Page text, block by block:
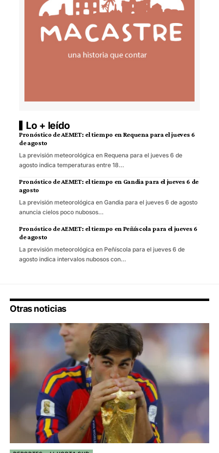
Lo + leído
Pronóstico de AEMET: el tiempo en Requena para el jueves 6
de agosto
La previsión meteorológica en Requena para el jueves 6 de
agosto indica temperaturas entre 18…
Pronóstico de AEMET: el tiempo en Gandia para el jueves 6 de
agosto
La previsión meteorológica en Gandia para el jueves 6 de agosto
anuncia cielos poco nubosos…
Pronóstico de AEMET: el tiempo en Peñíscola para el jueves 6
de agosto
La previsión meteorológica en Peñíscola para el jueves 6 de
agosto indica intervalos nubosos con…
Otras noticias